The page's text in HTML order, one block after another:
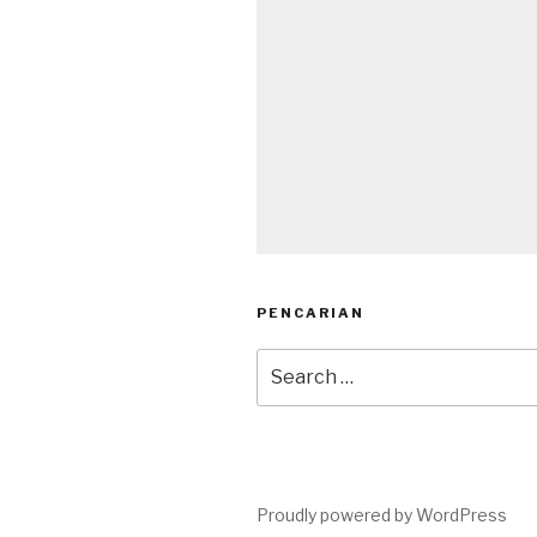
PENCARIAN
for:
Proudly powered by WordPress